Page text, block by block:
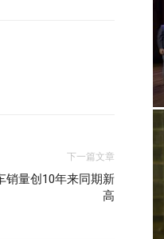
下一篇文章
销量创10年来同期新
高